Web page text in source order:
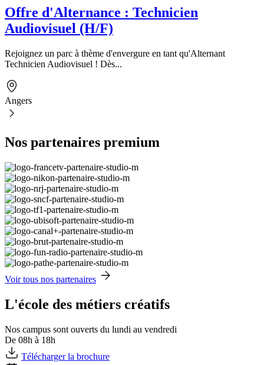
Offre d'Alternance : Technicien
Audiovisuel (H/F)
Rejoignez un parc à thème d'envergure en tant qu'Alternant
Technicien Audiovisuel ! Dès...
Angers
Nos partenaires premium
Voir tous nos partenaires
L'école des métiers créatifs
Nos campus sont ouverts du lundi au vendredi
De 08h à 18h
Télécharger la brochure